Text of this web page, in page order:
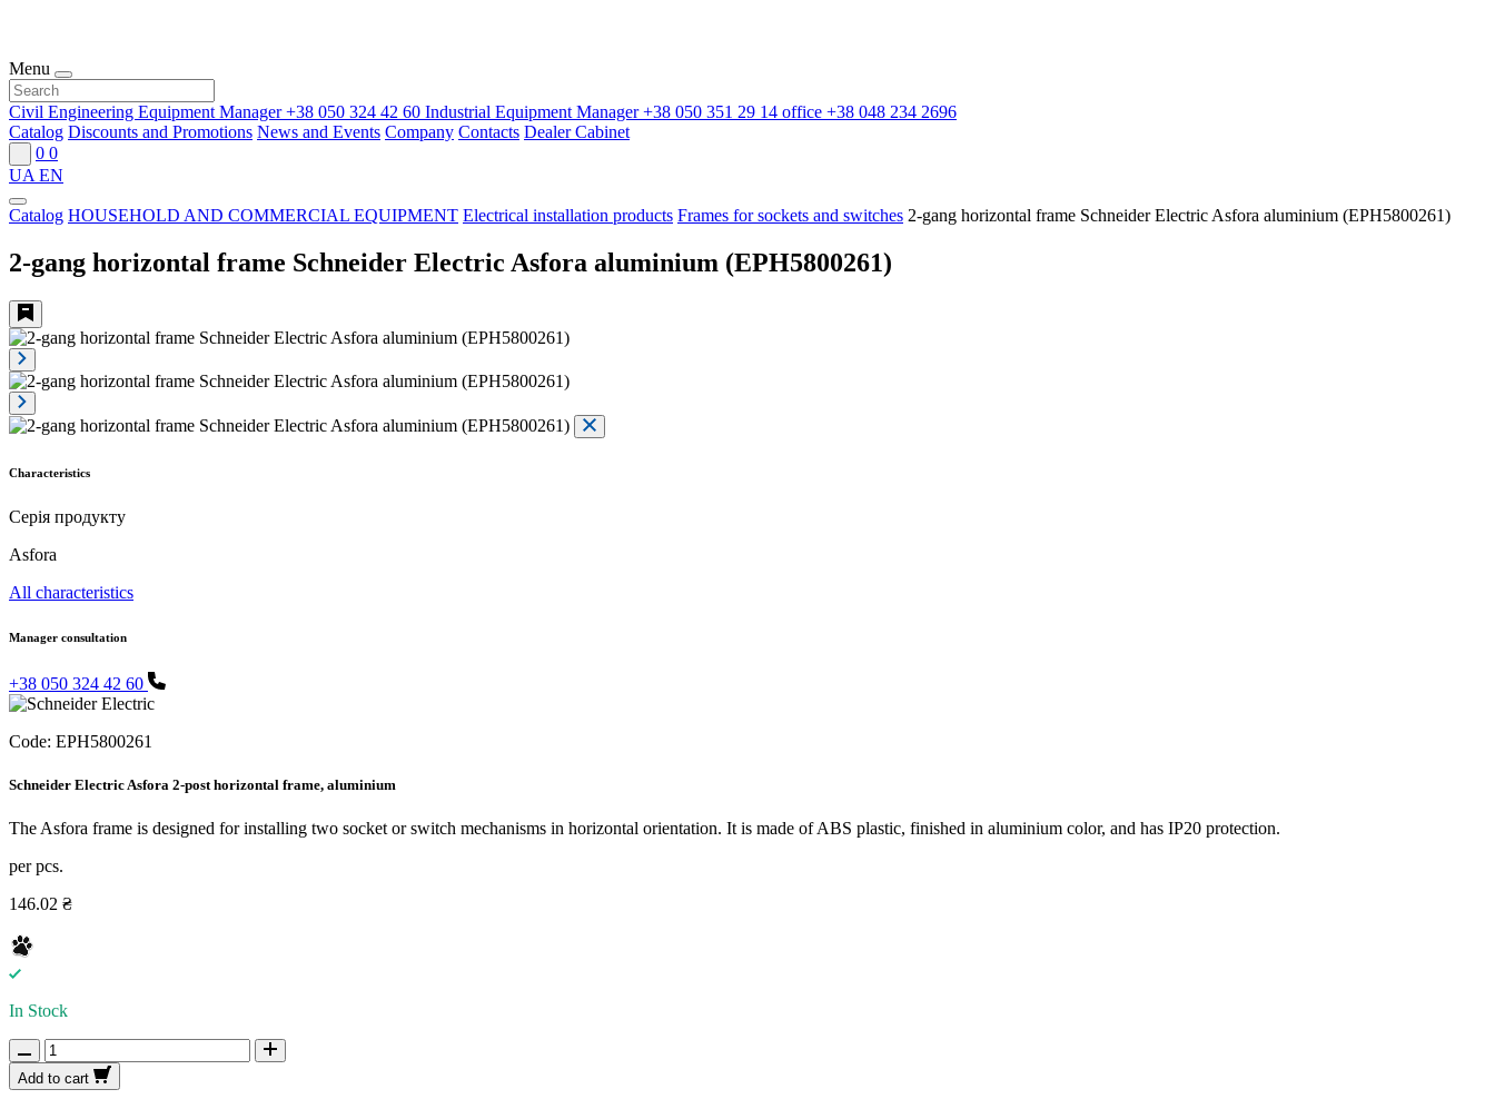
Menu
Civil Engineering Equipment Manager+38 050 324 42 60 Industrial Equipment Manager+38 050 351 29 14 office +38 048 234 2696
Catalog Discounts and Promotions News and Events Company Contacts Dealer Cabinet
0 0
UA EN
Catalog HOUSEHOLD AND COMMERCIAL EQUIPMENT Electrical installation products Frames for sockets and switches 2-gang horizontal frame Schneider Electric Asfora aluminium (EPH5800261)
2-gang horizontal frame Schneider Electric Asfora aluminium (EPH5800261)
Characteristics
Серія продукту
Asfora
All characteristics
Manager consultation
+38 050 324 42 60
Code: EPH5800261
Schneider Electric Asfora 2-post horizontal frame, aluminium
The Asfora frame is designed for installing two socket or switch mechanisms in horizontal orientation. It is made of ABS plastic, finished in aluminium color, and has IP20 protection.
per pcs.
146.02 ₴
In Stock
Add to cart